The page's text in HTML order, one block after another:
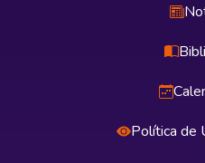
Política de